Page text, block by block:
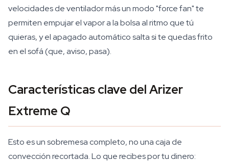
velocidades de ventilador más un modo "force fan" te
permiten empujar el vapor a la bolsa al ritmo que tú
quieras, y el apagado automático salta si te quedas frito
en el sofá (que, aviso, pasa).
Características clave del Arizer
Extreme Q
Esto es un sobremesa completo, no una caja de
convección recortada. Lo que recibes por tu dinero: